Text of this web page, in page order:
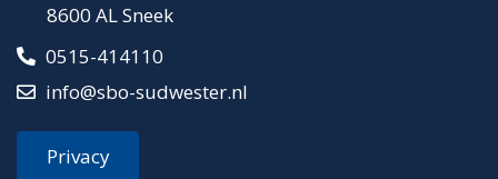
8600 AL Sneek
0515-414110
info@sbo-sudwester.nl
Privacy